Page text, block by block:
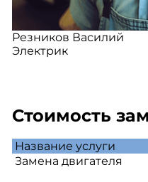
Резников Василий
Электрик
Стоимость
Название услуги
Замена двигателя